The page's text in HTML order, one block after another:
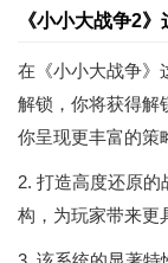
《小小大战争2
在《小小大战争》
解锁，你将获得解
你呈现更丰富的策
2. 打造高度还原
构，为玩家带来更